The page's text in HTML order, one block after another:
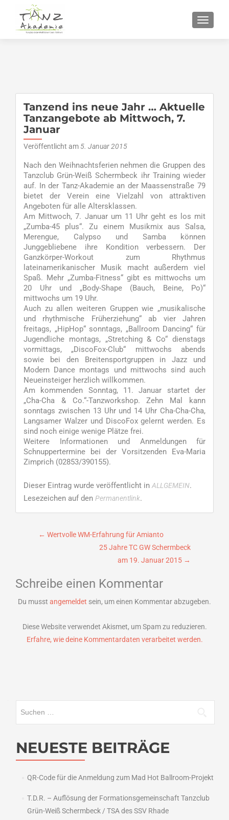
Tanzend ins neue Jahr … Aktuelle
Tanzangebote ab Mittwoch, 7.
Januar
Veröffentlicht am 5. Januar 2015
Nach den Weihnachtsferien nehmen die Gruppen des
Tanzclub Grün-Weiß Schermbeck ihr Training wieder
auf. In der Tanz-Akademie an der Maassenstraße 79
bietet der Verein eine Vielzahl von attraktiven
Angeboten für alle Altersklassen.
Am Mittwoch, 7. Januar um 11 Uhr geht es los mit
„Zumba-45 plus“. Zu einem Musikmix aus Salsa,
Merengue, Calypso und Samba können
Junggebliebene ihre Kondition verbessern. Der
Ganzkörper-Workout zum Rhythmus
lateinamerikanischer Musik macht außerdem viel
Spaß. Mehr „Zumba-Fitness“ gibt es mittwochs um
20 Uhr und „Body-Shape (Bauch, Beine, Po)“
mittwochs um 19 Uhr.
Auch zu allen weiteren Gruppen wie „musikalische
und rhythmische Früherziehung“ ab vier Jahren
freitags, „HipHop“ sonntags, „Ballroom Dancing“ für
Jugendliche montags, „Stretching & Co“ dienstags
vormittags, „DiscoFox-Club“ mittwochs abends
sowie bei den Breitensportgruppen in Jazz und
Modern Dance montags und mittwochs sind auch
Neueinsteiger herzlich willkommen.
Am kommenden Sonntag, 11. Januar startet der
„Cha-Cha & Co.“-Tanzworkshop. Zehn Mal kann
sonntags zwischen 13 Uhr und 14 Uhr Cha-Cha-Cha,
Langsamer Walzer und DiscoFox gelernt werden. Es
sind noch einige wenige Plätze frei.
Weitere Informationen und Anmeldungen für
Schnuppertermine bei der Vorsitzenden Eva-Maria
Zimprich (02853/390155).
Dieser Eintrag wurde veröffentlicht in ALLGEMEIN.
Lesezeichen auf den Permanentlink.
Beitragsnavigation
← Wertvolle WM-Erfahrung für Amianto
25 Jahre TC GW Schermbeck
am 19. Januar 2015 →
Schreibe einen Kommentar
Du musst angemeldet sein, um einen Kommentar abzugeben.
Diese Website verwendet Akismet, um Spam zu reduzieren.
Erfahre, wie deine Kommentardaten verarbeitet werden.
NEUESTE BEITRÄGE
QR-Code für die Anmeldung zum Mad Hot Ballroom-Projekt
T.D.R. – Auflösung der Formationsgemeinschaft Tanzclub
Grün-Weiß Schermbeck / TSA des SSV Rhade